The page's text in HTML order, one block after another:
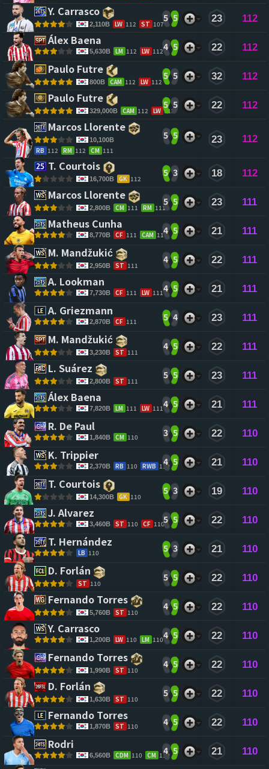
Y. Carrasco
2,110B LW 112 ST 107
5 5 23 112
Álex Baena
5,630B LM 112 LW 1124 5 22 112
Paulo Futre
800B CAM 112 LW 112
5 5 32 112
Paulo Futre
329,000B CAM 112 LW 112
5 5 22 112
Marcos Llorente
10,100B
RB 112 RM 112 CM 111
5 5 23 112
T. Courtois
16,700B GK 112
5 3 18 112
Marcos Llorente
2,800B CM 111 RM 111
5 5 23 111
Matheus Cunha
8,770B CF 111 CAM 111
4 5 21 111
M. Mandžukić
2,950B ST 111
4 5 22 111
A. Lookman
7,730B CF 111 LW 1114 5 21 111
A. Griezmann
2,870B CF 111 5 4 23 111
M. Mandžukić
3,230B ST 111
4 5 22 111
L. Suárez
2,800B ST 111
5 5 23 111
Álex Baena
7,820B LM 111 LW 1114 5 21 111
R. De Paul
1,840B CM 110 3 5 22 110
K. Trippier
2,370B RB 110 RWB 110
4 5 21 110
T. Courtois
14,300B GK 110
5 3 19 110
J. Alvarez
3,460B ST 110 CF 1105 5 22 110
T. Hernández
LB 110 5 3 21 110
D. Forlán
ST 110
5 5 22 110
Fernando Torres
5,760B ST 110
4 5 22 110
Y. Carrasco
1,200B LW 110 LM 1104 5 22 110
Fernando Torres
1,990B ST 110
4 5 22 110
D. Forlán
1,630B ST 110
5 5 22 110
Fernando Torres
1,870B ST 110 4 5 22 110
Rodri
6,560B CDM 110 CM 110
4 5 21 110